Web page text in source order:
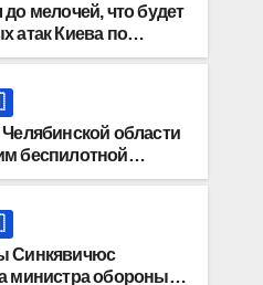
мелочей, что будет
атак Киева по
области
беспилотной
Синкявичюс
министра обороны